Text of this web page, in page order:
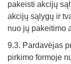
pakeisti akcijų
akcijų sąlygų ir
nuo jų pakeitimo
9.3. Pardavėjas
pirkimo formoje